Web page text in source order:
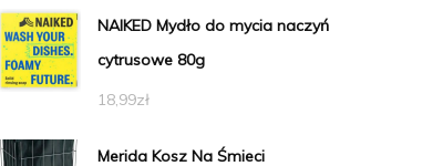
NAIKED Mydło do mycia naczyń
cytrusowe 80g
18,99zł
Merida Kosz Na Śmieci